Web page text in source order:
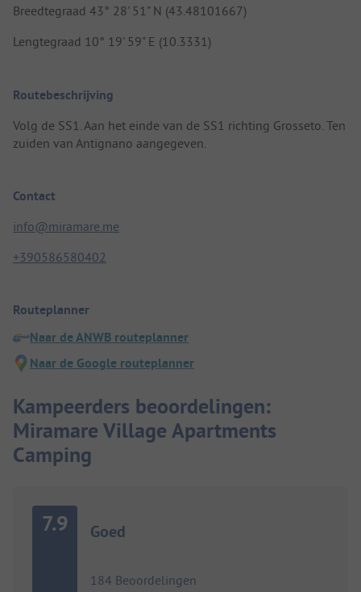
Breedtegraad 43° 28' 51" N (43.48101667)
Lengtegraad 10° 19' 59" E (10.3331)
Routebeschrijving
Volg de SS1. Aan het einde van de SS1 richting Grosseto. Ten
zuiden van Antignano aangegeven.
Contact
info@miramare.me
+390586580402
Routeplanner
Naar de ANWB routeplanner
Naar de Google routeplanner
Kampeerders beoordelingen:
Miramare Village Apartments
Camping
7.9 Goed
184 Beoordelingen